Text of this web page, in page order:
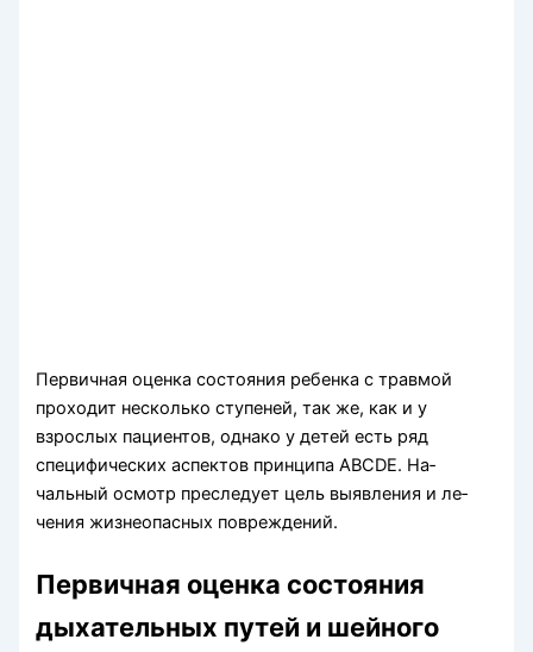
Первичная оценка состояния ребенка с травмой
проходит несколько ступеней, так же, как и у
взрослых пациентов, однако у детей есть ряд
специфических аспектов принципа АВСDЕ. На­
чальный осмотр преследует цель выявления и ле­
чения жизнеопасных повреждений.
Первичная оценка состояния
дыхательных путей и шейного